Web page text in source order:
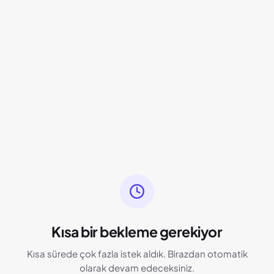
Kısa bir bekleme gerekiyor
Kısa sürede çok fazla istek aldık. Birazdan otomatik
olarak devam edeceksiniz.